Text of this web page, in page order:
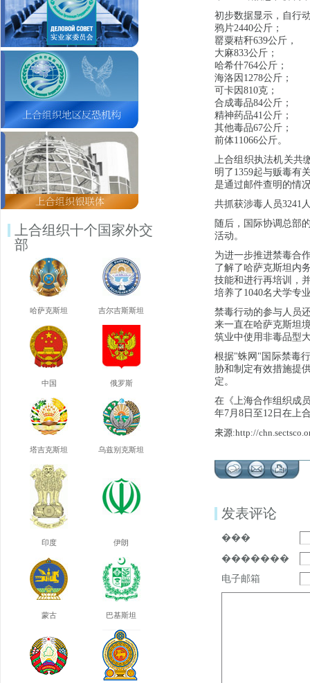
上合组织十个国家外交
部
哈萨克斯坦 吉尔吉斯斯坦
中国 俄罗斯
塔吉克斯坦 乌兹别克斯坦
印度 伊朗
蒙古 巴基斯坦
初步数据显示，自行
鸦片2440公斤；
罂粟秸秆639公斤，
大麻833公斤；
哈希什764公斤；
海洛因1278公斤；
可卡因810克；
合成毒品84公斤；
精神药品41公斤；
其他毒品67公斤；
前体11066公斤。
上合组织执法机关共
明了1359起与贩毒有
是通过邮件查明的情
共抓获涉毒人员3241
随后，国际协调总部
活动。
为进一步推进禁毒合
了解了哈萨克斯坦内
技能和进行再培训，
培养了1040名犬学专
禁毒行动的参与人员
来一直在哈萨克斯坦
筑业中使用非毒品型
根据"蛛网"国际禁毒
胁和制定有效措施提
定。
在《上海合作组织成
年7月8日至12日在上
来源:http://
发表评论
���
�������
电子邮箱